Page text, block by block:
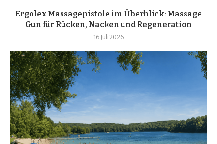
Ergolex Massagepistole im Überblick: Massage
Gun für Rücken, Nacken und Regeneration
16 Juli 2026